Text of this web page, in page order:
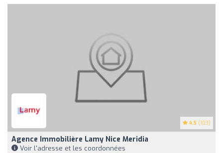
4.5 (103)
Agence Immobilière Lamy Nice Meridia
Voir l'adresse et les coordonnées